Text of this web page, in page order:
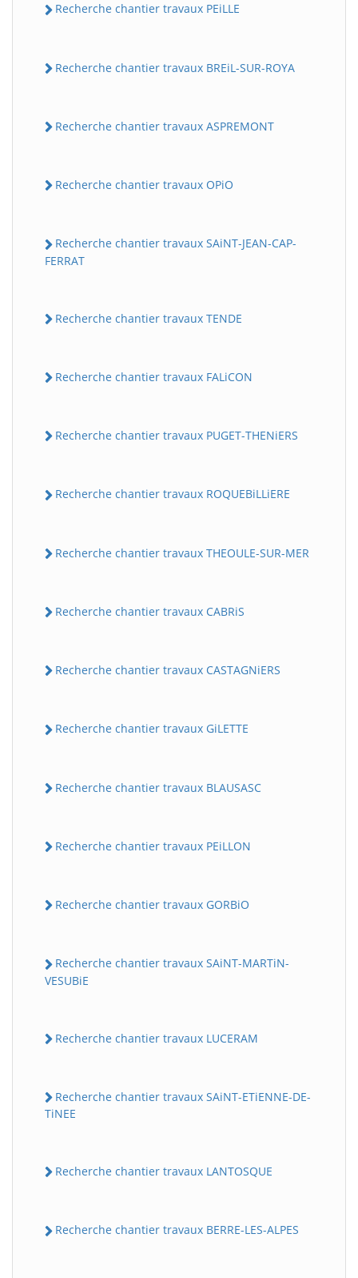
Recherche chantier travaux PEiLLE
Recherche chantier travaux BREiL-SUR-ROYA
Recherche chantier travaux ASPREMONT
Recherche chantier travaux OPiO
Recherche chantier travaux SAiNT-JEAN-CAP-
FERRAT
Recherche chantier travaux TENDE
Recherche chantier travaux FALiCON
Recherche chantier travaux PUGET-THENiERS
Recherche chantier travaux ROQUEBiLLiERE
Recherche chantier travaux THEOULE-SUR-MER
Recherche chantier travaux CABRiS
Recherche chantier travaux CASTAGNiERS
Recherche chantier travaux GiLETTE
Recherche chantier travaux BLAUSASC
Recherche chantier travaux PEiLLON
Recherche chantier travaux GORBiO
Recherche chantier travaux SAiNT-MARTiN-
VESUBiE
Recherche chantier travaux LUCERAM
Recherche chantier travaux SAiNT-ETiENNE-DE-
TiNEE
Recherche chantier travaux LANTOSQUE
Recherche chantier travaux BERRE-LES-ALPES